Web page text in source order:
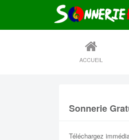
ACCUEIL
Sonnerie
Téléchargez